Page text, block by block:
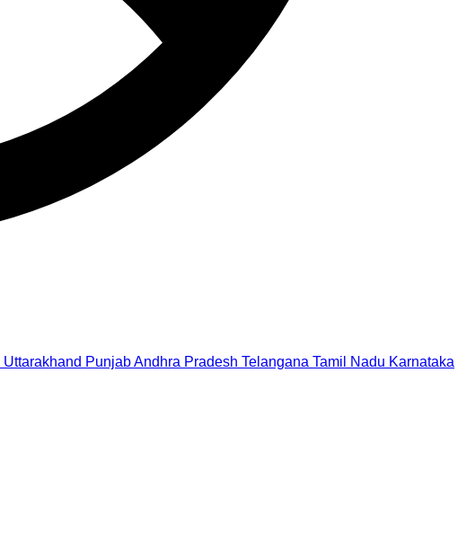
Uttarakhand PunjabAndhra Pradesh Telangana Tamil Nadu Karnataka